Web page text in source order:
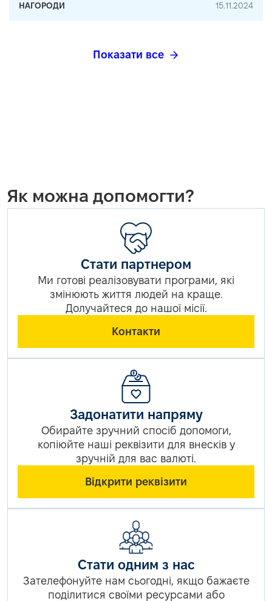
НАГОРОДИ 15.11.2024
Показати все
Як можна допомогти?
Стати партнером
Ми готові реалізовувати програми, які
змінюють життя людей на краще.
Долучайтеся до нашої місії.
Контакти
Задонатити напряму
Обирайте зручний спосіб допомоги,
копіюйте наші реквізити для внесків у
зручній для вас валюті.
Відкрити реквізити
Стати одним з нас
Зателефонуйте нам сьогодні, якщо бажаєте
поділитися своїми ресурсами або